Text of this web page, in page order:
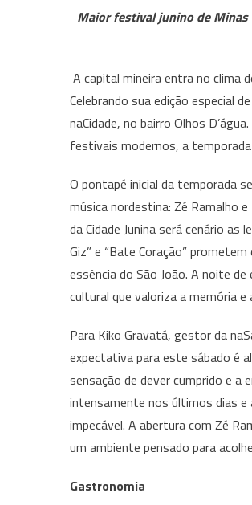
Maior festival junino de Minas
A capital mineira entra no clima
Celebrando sua edição especial
naCidade, no bairro Olhos
festivais modernos, a
O pontapé inicial da temporada
música nordestina: Zé Ramalho
da Cidade Junina será cenário as
Giz” e “Bate Coração”
essência do São João. A noite
cultural que valoriza a memória
Para Kiko Gravatá, gestor da
expectativa para este sábado é
sensação de dever cumprido e a
intensamente nos últimos dias e
impecável. A abertura com Zé
um ambiente pensado para
Gastronomia